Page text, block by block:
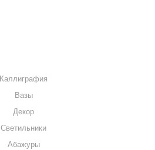
Каллиграфия
Вазы
Декор
Светильники
Абажуры